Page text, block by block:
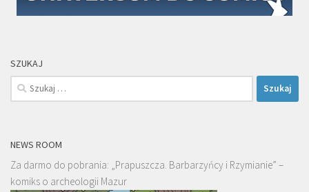
SZUKAJ
Szukaj:
NEWS ROOM
Za darmo do pobrania: „Prapuszcza. Barbarzyńcy i Rzymianie” –
komiks o archeologii Mazur